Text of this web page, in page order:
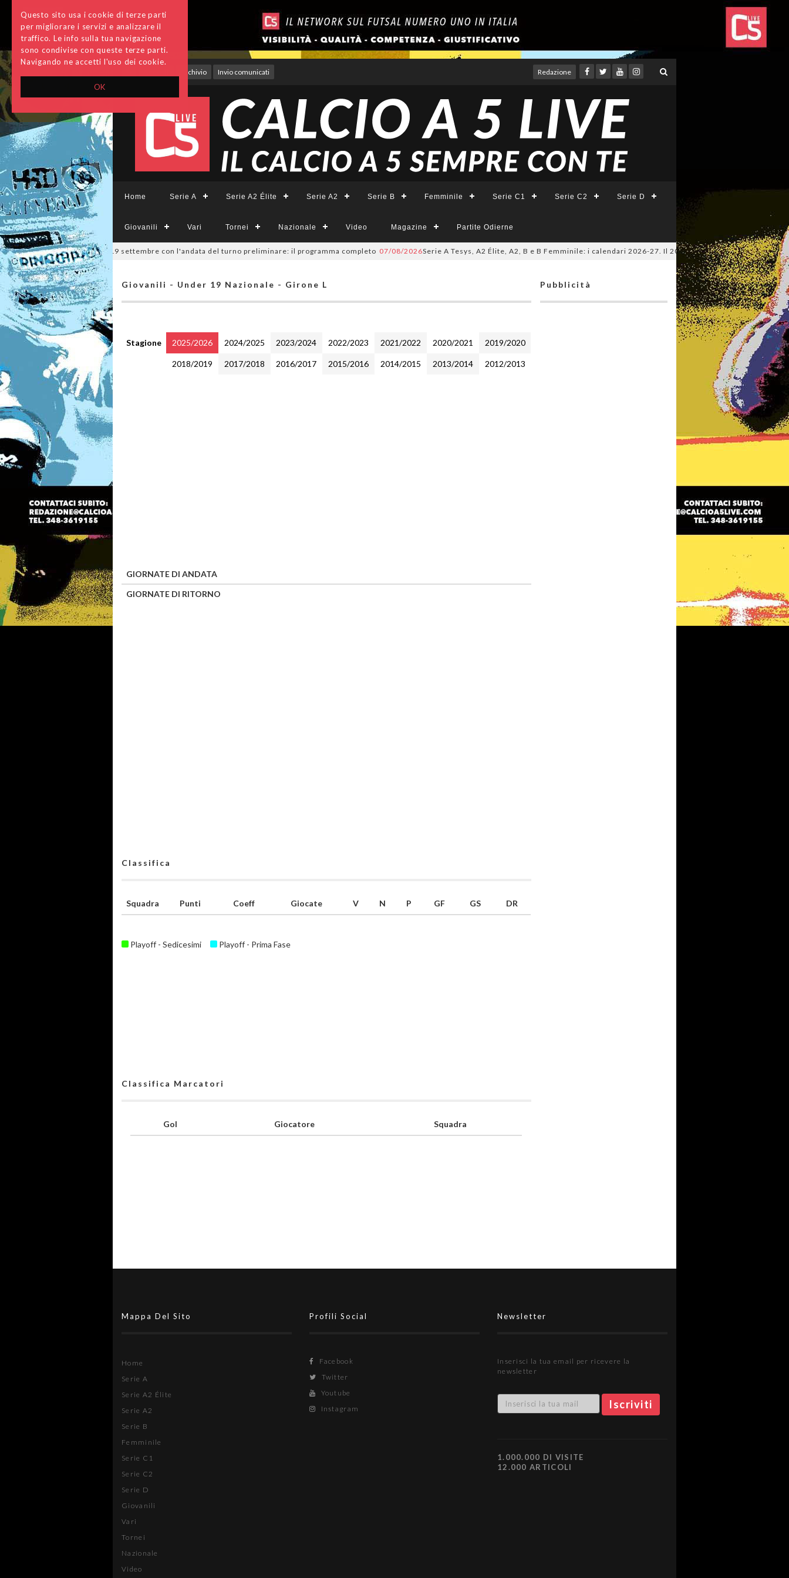
OK
Questo sito usa i cookie di terze parti
per migliorare i servizi e analizzare il
traffico. Le info sulla tua navigazione
sono condivise con queste terze parti.
Navigando ne accetti l'uso dei cookie.
Archivio Invio comunicati Redazione
Home Serie A Serie A2 Élite Serie A2 Serie B Femminile Serie C1 Serie C2 Serie D
Giovanili Vari Tornei Nazionale Video Magazine Partite Odierne
Divisione, si parte il 19 settembre con l'andata del turno preliminare: il programma completo 07/08/2026Serie A Tesys, A2 Élite, A2, B e B Femminile: i calendari 2026-27. Il 20 agosto la presentazione della
Giovanili - Under 19 Nazionale - Girone L
Stagione 2025/2026 2024/2025 2023/2024 2022/2023 2021/2022 2020/2021 2019/2020
2018/2019 2017/2018 2016/2017 2015/2016 2014/2015 2013/2014 2012/2013
GIORNATE DI ANDATA
GIORNATE DI RITORNO
Classifica
Squadra Punti Coeff Giocate V N P GF GS DR
Playoff - Sedicesimi Playoff - Prima Fase
Classifica Marcatori
Gol Giocatore Squadra
Pubblicità
Mappa Del Sito
Home
Serie A
Serie A2 Élite
Serie A2
Serie B
Femminile
Serie C1
Serie C2
Serie D
Giovanili
Vari
Tornei
Nazionale
Video
Profili Social
Facebook
Twitter
Youtube
Instagram
Newsletter
Inserisci la tua email per ricevere la
newsletter
1.000.000 DI VISITE
12.000 ARTICOLI